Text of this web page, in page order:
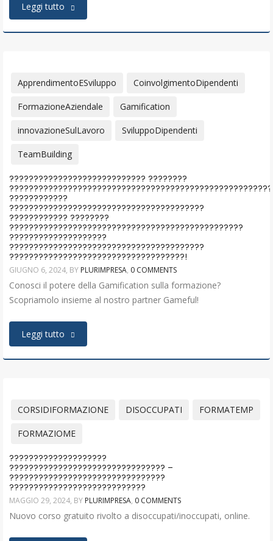
Leggi tutto
ApprendimentoESviluppo CoinvolgimentoDipendenti
FormazioneAziendale Gamification
innovazioneSulLavoro SviluppoDipendenti
TeamBuilding
???????????????????????????? ????????
????????????
????????????????????????????????????????
???????????? ????????
????????????????????????????????????????????????
????????????????????
????????????????????????????????????????
????????????????????????????????????!
GIUGNO 6, 2024, BY PLURIMPRESA, 0 COMMENTS
Conosci il potere della Gamification sulla formazione?
Scopriamolo insieme al nostro partner Gameful!
Leggi tutto
CORSIDIFORMAZIONE DISOCCUPATI FORMATEMP
FORMAZIOME
????????????????????
???????????????????????????????? –
????????????????????????????????
????????????????????????????
MAGGIO 29, 2024, BY PLURIMPRESA, 0 COMMENTS
Nuovo corso gratuito rivolto a disoccupati/inoccupati, online.